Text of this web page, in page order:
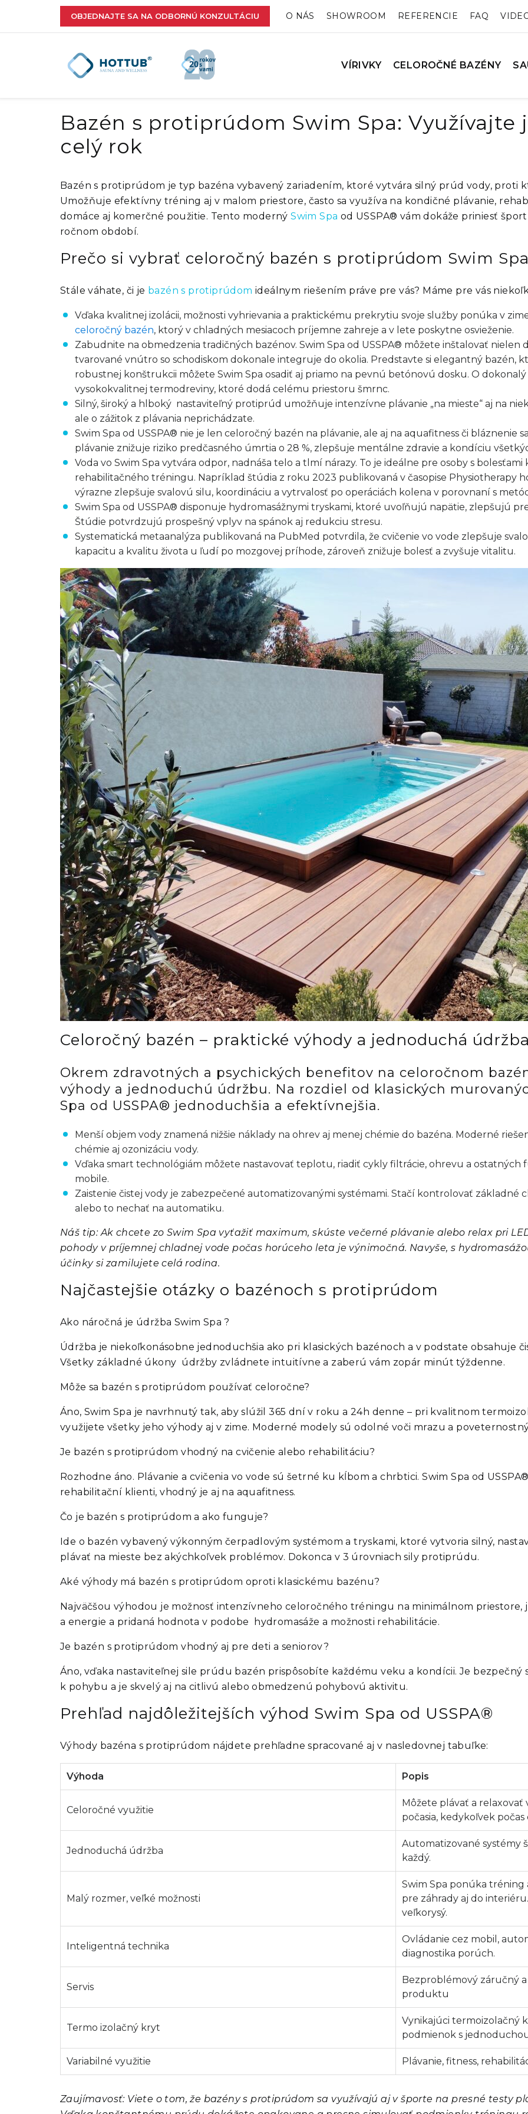
OBJEDNAJTE SA NA ODBORNÚ KONZULTÁCIU O NÁS SHOWROOM REFERENCIE FAQ
VÍRIVKY CELOROČNÉ BAZÉNY
Bazén s protiprúdom Swim Spa: Využívajte
celý rok
Bazén s protiprúdom je typ bazéna vybavený zariadením, ktoré vytvára silný prúd vody, proti
Umožňuje efektívny tréning aj v malom priestore, často sa využíva na kondičné plávanie,
domáce aj komerčné použitie. Tento modernýSwim Spa od USSPA® vám dokáže priniesť
ročnom období.
Prečo si vybrať celoročný bazén s protiprúdom Swim
Stále váhate, či je bazén s protiprúdom ideálnym riešením práve pre vás? Máme pre vás
Vďaka kvalitnej izolácii, možnosti vyhrievania a praktickému prekrytiu svoje služby ponúka v
celoročný bazén, ktorý v chladných mesiacoch príjemne zahreje a v lete poskytne osvieženie.
Zabudnite na obmedzenia tradičných bazénov. Swim Spa od USSPA® môžete inštalovať nielen
tvarované vnútro so schodiskom dokonale integruje do okolia. Predstavte si elegantný bazén,
robustnej konštrukcii môžete Swim Spa osadiť aj priamo na pevnú betónovú dosku. O
vysokokvalitnej termodreviny, ktoré dodá celému priestoru šmrnc.
Silný, široký a hlboký nastaviteľný protiprúd umožňuje intenzívne plávanie „na mieste“ aj na
ale o zážitok z plávania neprichádzate.
Swim Spa od USSPA® nie je len celoročný bazén na plávanie, ale aj na aquafitness či bláznenie
plávanie znižuje riziko predčasného úmrtia o 28 %, zlepšuje mentálne zdravie a kondíciu
Voda vo Swim Spa vytvára odpor, nadnáša telo a tlmí nárazy. To je ideálne pre osoby s
rehabilitačného tréningu. Napríklad štúdia z roku 2023 publikovaná v časopise Physiotherapy
výrazne zlepšuje svalovú silu, koordináciu a vytrvalosť po operáciách kolena v porovnaní s
Swim Spa od USSPA® disponuje hydromasážnymi tryskami, ktoré uvoľňujú napätie, zlepšujú
Štúdie potvrdzujú prospešný vplyv na spánok aj redukciu stresu.
Systematická metaanalýza publikovaná na PubMed potvrdila, že cvičenie vo vode zlepšuje
kapacitu a kvalitu života u ľudí po mozgovej príhode, zároveň znižuje bolesť a zvyšuje vitalitu.
Celoročný bazén – praktické výhody a jednoduchá
Okrem zdravotných a psychických benefitov na celoročnom
výhody a jednoduchú údržbu. Na rozdiel od klasických
Spa od USSPA® jednoduchšia a efektívnejšia.
Menší objem vody znamená nižšie náklady na ohrev aj menej chémie do bazéna. Moderné
chémie aj ozonizáciu vody.
Vďaka smart technológiám môžete nastavovať teplotu, riadiť cykly filtrácie, ohrevu a ostatných
mobile.
Zaistenie čistej vody je zabezpečené automatizovanými systémami. Stačí kontrolovať základné
alebo to nechať na automatiku.
Náš tip: Ak chcete zo Swim Spa vyťažiť maximum, skúste večerné plávanie alebo relax pri
pohody v príjemnej chladnej vode počas horúceho leta je výnimočná. Navyše, s
účinky si zamilujete celá rodina.
Najčastejšie otázky o bazénoch s protiprúdom
Ako náročná je údržba Swim Spa ?
Údržba je niekoľkonásobne jednoduchšia ako pri klasických bazénoch a v podstate obsahuje
Všetky základné úkony údržby zvládnete intuitívne a zaberú vám zopár minút týždenne.
Môže sa bazén s protiprúdom používať celoročne?
Áno, Swim Spa je navrhnutý tak, aby slúžil 365 dní v roku a 24h denne – pri kvalitnom
využijete všetky jeho výhody aj v zime. Moderné modely sú odolné voči mrazu a
Je bazén s protiprúdom vhodný na cvičenie alebo rehabilitáciu?
Rozhodne áno. Plávanie a cvičenia vo vode sú šetrné ku kĺbom a chrbtici. Swim Spa od
rehabilitační klienti, vhodný je aj na aquafitness.
Čo je bazén s protiprúdom a ako funguje?
Ide o bazén vybavený výkonným čerpadlovým systémom a tryskami, ktoré vytvoria silný,
plávať na mieste bez akýchkoľvek problémov. Dokonca v 3 úrovniach sily protiprúdu.
Aké výhody má bazén s protiprúdom oproti klasickému bazénu?
Najväčšou výhodou je možnosť intenzívneho celoročného tréningu na minimálnom priestore,
a energie a pridaná hodnota v podobe hydromasáže a možnosti rehabilitácie.
Je bazén s protiprúdom vhodný aj pre deti a seniorov?
Áno, vďaka nastaviteľnej sile prúdu bazén prispôsobíte každému veku a kondícii. Je
k pohybu a je skvelý aj na citlivú alebo obmedzenú pohybovú aktivitu.
Prehľad najdôležitejších výhod Swim Spa od USSPA®
Výhody bazéna s protiprúdom nájdete prehľadne spracované aj v nasledovnej tabuľke:
Výhoda Popis
Celoročné využitie
Môžete plávať a relaxovať
počasia, kedykoľvek počas
Jednoduchá údržba
Automatizované systémy
každý.
Malý rozmer, veľké možnosti
Swim Spa ponúka
pre záhrady aj do
veľkorysý.
Inteligentná technika
Ovládanie cez mobil,
diagnostika porúch.
Servis
Bezproblémový záručný
produktu
Termo izolačný kryt
Vynikajúci termoizolačný
podmienok s
Variabilné využitie Plávanie, fitness,
Zaujímavosť: Viete o tom, že bazény s protiprúdom sa využívajú aj v športe na presné testy